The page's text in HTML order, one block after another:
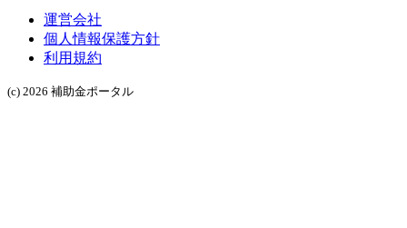
運営会社
個人情報保護方針
利用規約
(c) 2026 補助金ポータル